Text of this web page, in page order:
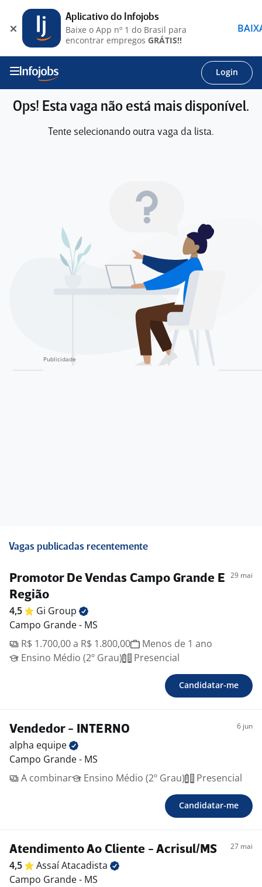
Login
Ops! Esta vaga não está mais disponível.
Tente selecionando outra vaga da lista.
Vagas publicadas recentemente
Promotor De Vendas Campo Grande E
Região
29 mai
4,5 Gi Group
Campo Grande - MS
R$ 1.700,00 a R$ 1.800,00
Menos de 1 ano
Ensino Médio (2º Grau)
Presencial
Candidatar-me
Vendedor - INTERNO 6 jun
alpha equipe
Campo Grande - MS
A combinar
Ensino Médio (2º Grau) Presencial
Candidatar-me
Atendimento Ao Cliente - Acrisul/MS 27 mai
4,5 AssaíAtacadista
Campo Grande - MS
Aplicativo do Infojobs
Baixe o App nº 1 do Brasil para
encontrar empregos GRÁTIS!!